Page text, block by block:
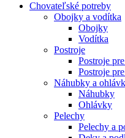
Chovateľské potreby
Obojky a vodítka
Obojky
Vodítka
Postroje
Postroje
Postroje
Náhubky a
Náhubky
Ohlávky
Pelechy
Pelechy a